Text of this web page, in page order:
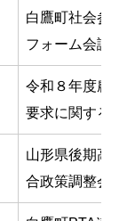
白鷹町社会参
フォーム会議
令和８年度農
要求に関する
山形県後期高
合政策調整会